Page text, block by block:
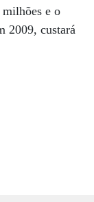
e o
2009, custará